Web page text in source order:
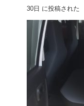
30日 に投稿された